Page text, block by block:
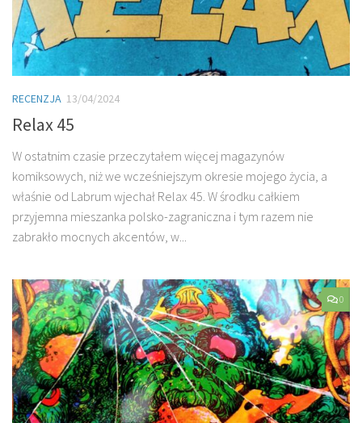
RECENZJA 13/04/2024
Relax 45
W ostatnim czasie przeczytałem więcej magazynów
komiksowych, niż we wcześniejszym okresie mojego życia, a
właśnie od Labrum wjechał Relax 45. W środku całkiem
przyjemna mieszanka polsko-zagraniczna i tym razem nie
zabrakło mocnych akcentów, w...
0